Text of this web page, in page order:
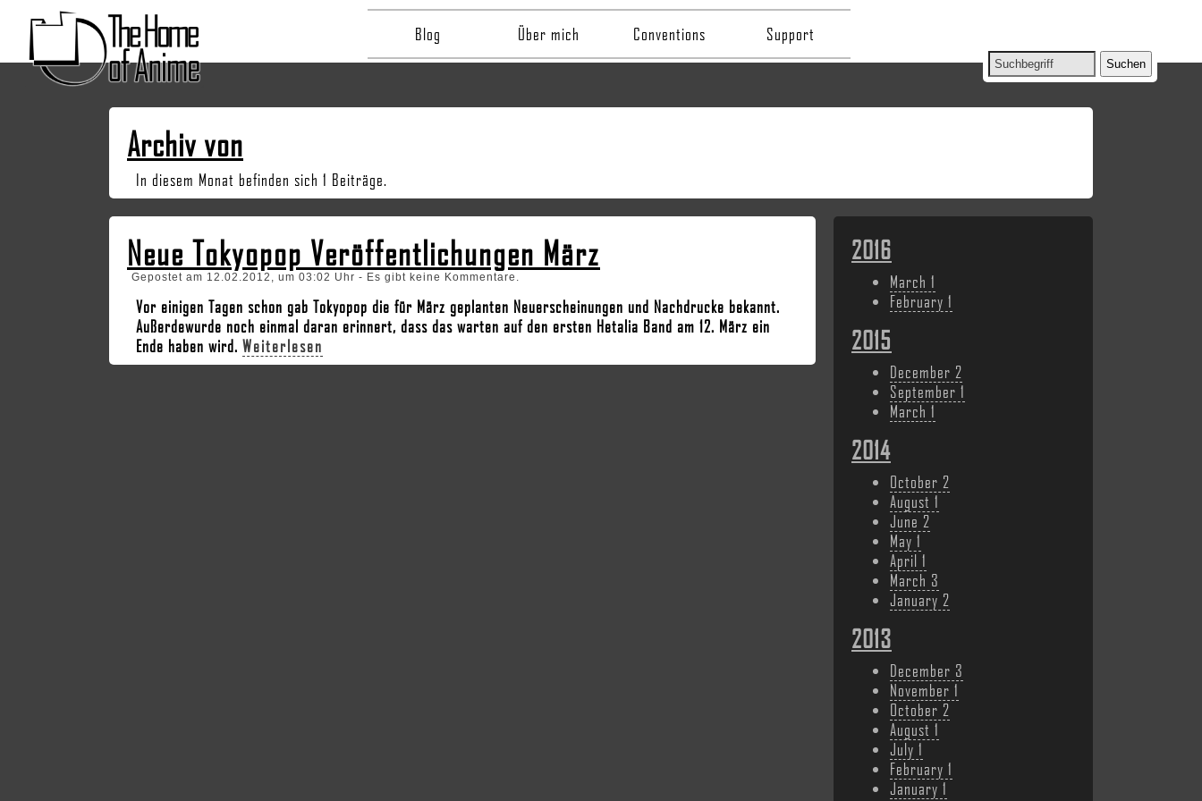
Blog Über mich Conventions Support
Archiv von
In diesem Monat befinden sich 1 Beiträge.
Neue Tokyopop Veröffentlichungen März
Gepostet am 12.02.2012, um 03:02 Uhr - Es gibt keine Kommentare.
Vor einigen Tagen schon gab Tokyopop die für März geplanten Neuerscheinungen und Nachdrucke bekannt.
Außerdewurde noch einmal daran erinnert, dass das warten auf den ersten Hetalia Band am 12. März ein
Ende haben wird. Weiterlesen
2016
March 1
February 1
2015
December 2
September 1
March 1
2014
October 2
August 1
June 2
May 1
April 1
March 3
January 2
2013
December 3
November 1
October 2
August 1
July 1
February 1
January 1